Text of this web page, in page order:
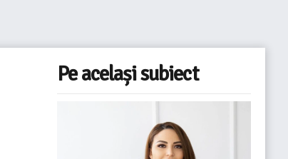
Pe același subiect